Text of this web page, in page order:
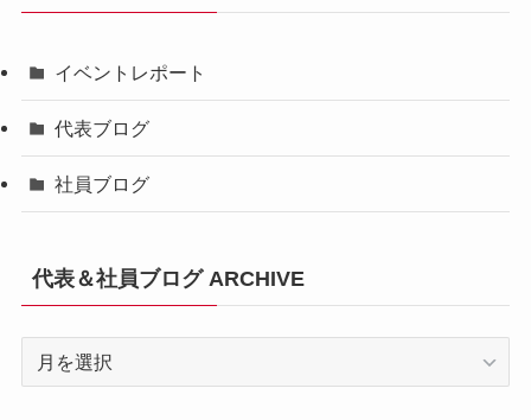
イベントレポート
代表ブログ
社員ブログ
代表＆社員ブログ ARCHIVE